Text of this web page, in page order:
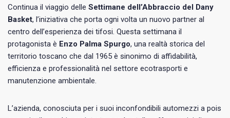
Continua il viaggio delle Settimane dell’Abbraccio del Dany
Basket, l’iniziativa che porta ogni volta un nuovo partner al
centro dell’esperienza dei tifosi. Questa settimana il
protagonista è Enzo Palma Spurgo, una realtà storica del
territorio toscano che dal 1965 è sinonimo di affidabilità,
efficienza e professionalità nel settore ecotrasporti e
manutenzione ambientale.
L’azienda, conosciuta per i suoi inconfondibili automezzi a pois